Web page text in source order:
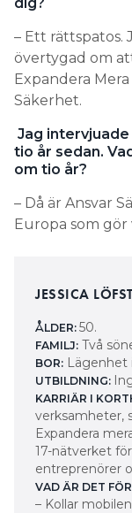
– Ett rättspatos.
övertygad om
Expandera
Säkerhet.
Jag
tio år sedan.
om tio år?
– Då är Ansvar
Europa som
JESSICA
ÅLDER: 50.
FAMILJ: Två
BOR: Lägenhet
UTBILDNING:
KARRIÄR I
verksamheter,
Expandera
17-nätverket
entreprenörer
VAD ÄR DET
– Kollar